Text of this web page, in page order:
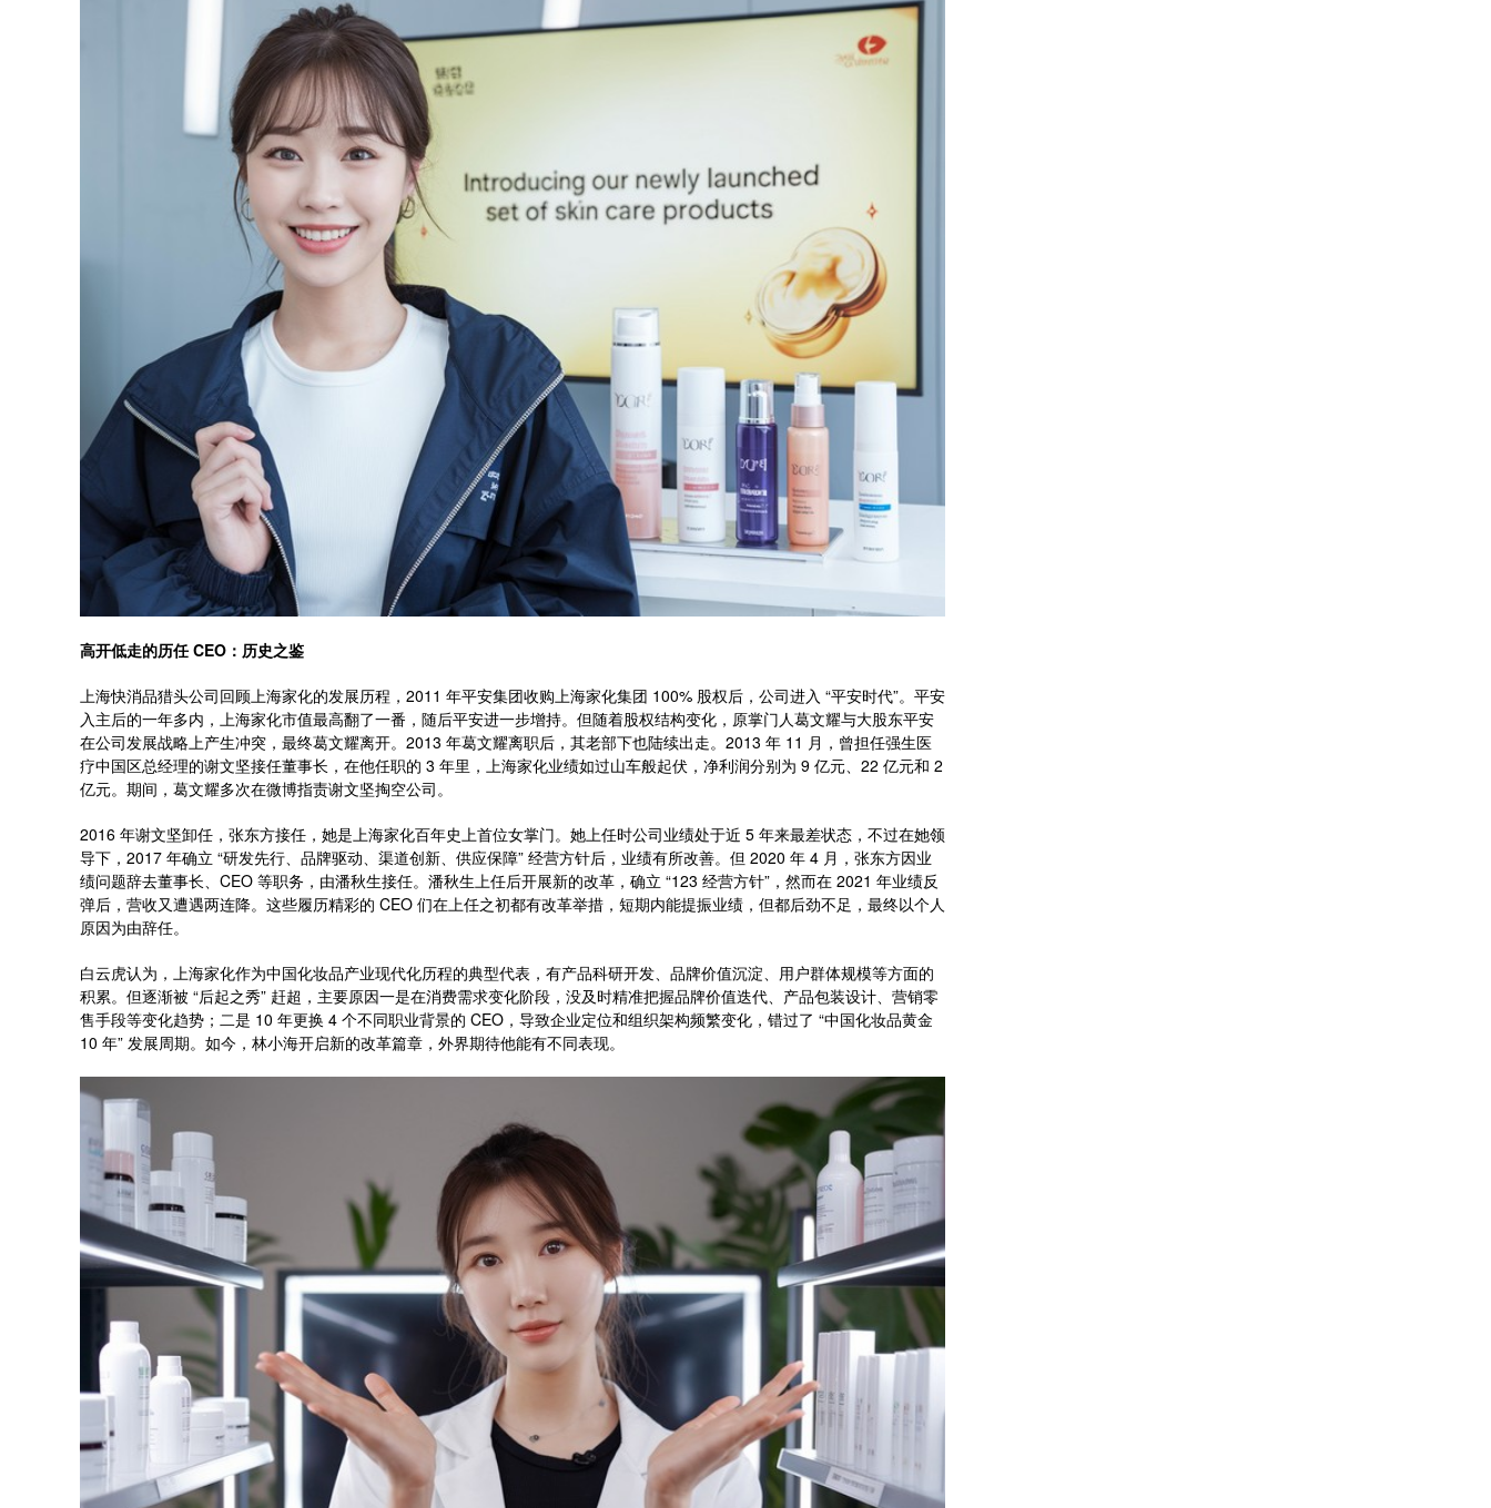
高开低走的历任 CEO：历史之鉴
上海快消品猎头公司回顾上海家化的发展历程，2011 年平安集团收购上海家化集团 100% 股权后，公司进入 “平安时代”。平安
入主后的一年多内，上海家化市值最高翻了一番，随后平安进一步增持。但随着股权结构变化，原掌门人葛文耀与大股东平安
在公司发展战略上产生冲突，最终葛文耀离开。2013 年葛文耀离职后，其老部下也陆续出走。2013 年 11 月，曾担任强生医
疗中国区总经理的谢文坚接任董事长，在他任职的 3 年里，上海家化业绩如过山车般起伏，净利润分别为 9 亿元、22 亿元和 2
亿元。期间，葛文耀多次在微博指责谢文坚掏空公司。
2016 年谢文坚卸任，张东方接任，她是上海家化百年史上首位女掌门。她上任时公司业绩处于近 5 年来最差状态，不过在她领
导下，2017 年确立 “研发先行、品牌驱动、渠道创新、供应保障” 经营方针后，业绩有所改善。但 2020 年 4 月，张东方因业
绩问题辞去董事长、CEO 等职务，由潘秋生接任。潘秋生上任后开展新的改革，确立 “123 经营方针”，然而在 2021 年业绩反
弹后，营收又遭遇两连降。这些履历精彩的 CEO 们在上任之初都有改革举措，短期内能提振业绩，但都后劲不足，最终以个人
原因为由辞任。
白云虎认为，上海家化作为中国化妆品产业现代化历程的典型代表，有产品科研开发、品牌价值沉淀、用户群体规模等方面的
积累。但逐渐被 “后起之秀” 赶超，主要原因一是在消费需求变化阶段，没及时精准把握品牌价值迭代、产品包装设计、营销零
售手段等变化趋势；二是 10 年更换 4 个不同职业背景的 CEO，导致企业定位和组织架构频繁变化，错过了 “中国化妆品黄金
10 年” 发展周期。如今，林小海开启新的改革篇章，外界期待他能有不同表现。